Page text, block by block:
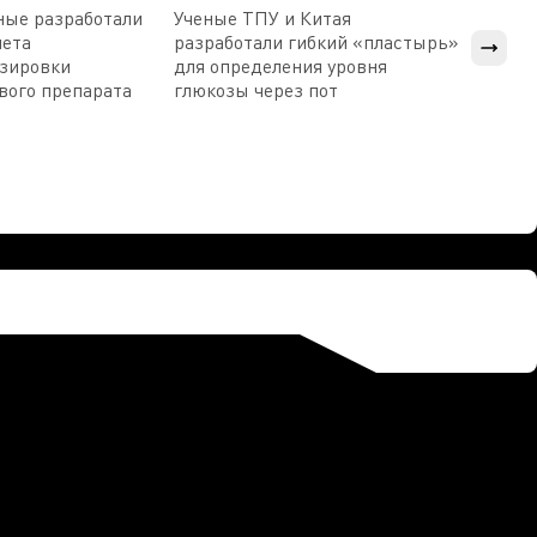
разработали
препарата
Ученые ТПУ и Китая
разработали гибкий «пластырь»
для определения уровня
глюкозы через пот